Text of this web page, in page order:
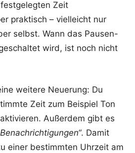
Zeit
praktisch – vielleicht nur
selbst. Wann das Pausen-
wird, ist noch nicht
weitere Neuerung: Du
Zeit zum Beispiel Ton
Außerdem gibt es
. Damit
einer bestimmten Uhrzeit am